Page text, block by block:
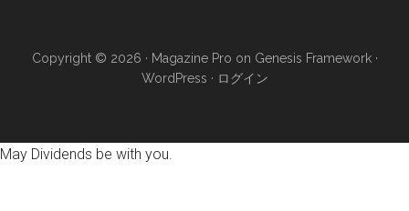
Copyright © 2026 · Magazine Pro on Genesis Framework·
WordPress · ログイン
May Dividends be with you.